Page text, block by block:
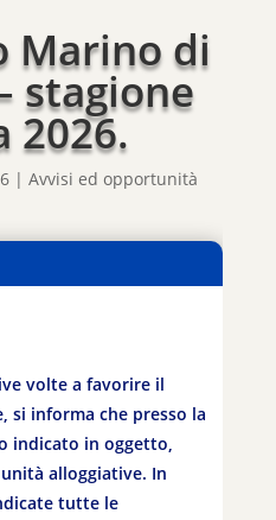
Marino di
stagione
2026.
| Avvisi ed opportunità
volte a favorire il
si informa che presso la
indicato in oggetto,
alloggiative. In
tutte le